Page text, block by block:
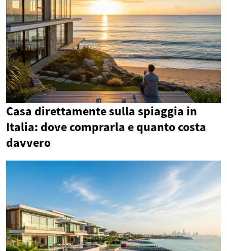
Casa direttamente sulla spiaggia in
Italia: dove comprarla e quanto costa
davvero